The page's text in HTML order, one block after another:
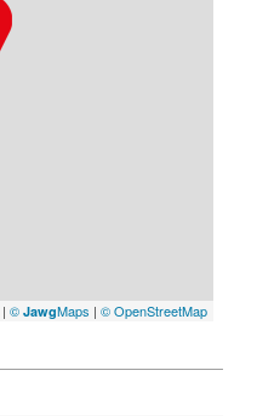
| © JawgMaps | © OpenStreetMap